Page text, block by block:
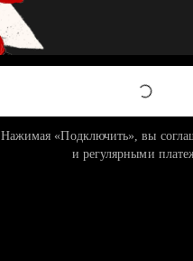
Нажимая «Подключить», вы
и регулярными